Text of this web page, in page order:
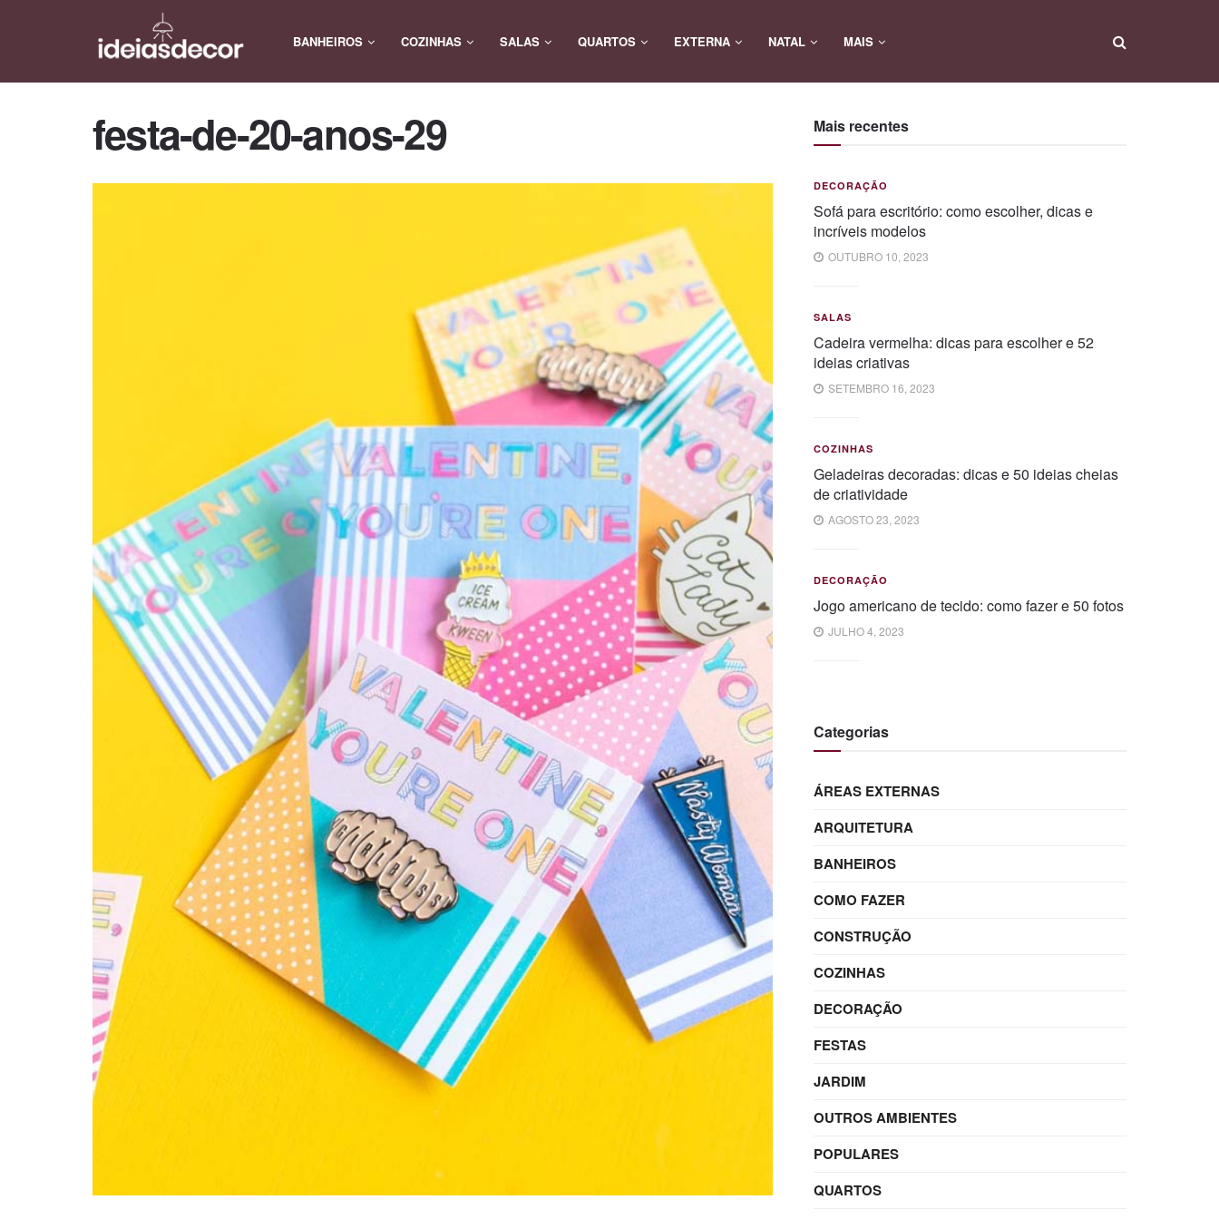
BANHEIROS COZINHAS SALAS QUARTOS EXTERNA NATAL MAIS
festa-de-20-anos-29 Mais recentes
DECORAÇÃO
Sofá para escritório: como escolher, dicas e
incríveis modelos
OUTUBRO 10, 2023
SALAS
Cadeira vermelha: dicas para escolher e 52
ideias criativas
SETEMBRO 16, 2023
COZINHAS
Geladeiras decoradas: dicas e 50 ideias cheias
de criatividade
AGOSTO 23, 2023
DECORAÇÃO
Jogo americano de tecido: como fazer e 50 fotos
JULHO 4, 2023
Categorias
ÁREAS EXTERNAS
ARQUITETURA
BANHEIROS
COMO FAZER
CONSTRUÇÃO
COZINHAS
DECORAÇÃO
FESTAS
JARDIM
OUTROS AMBIENTES
POPULARES
QUARTOS